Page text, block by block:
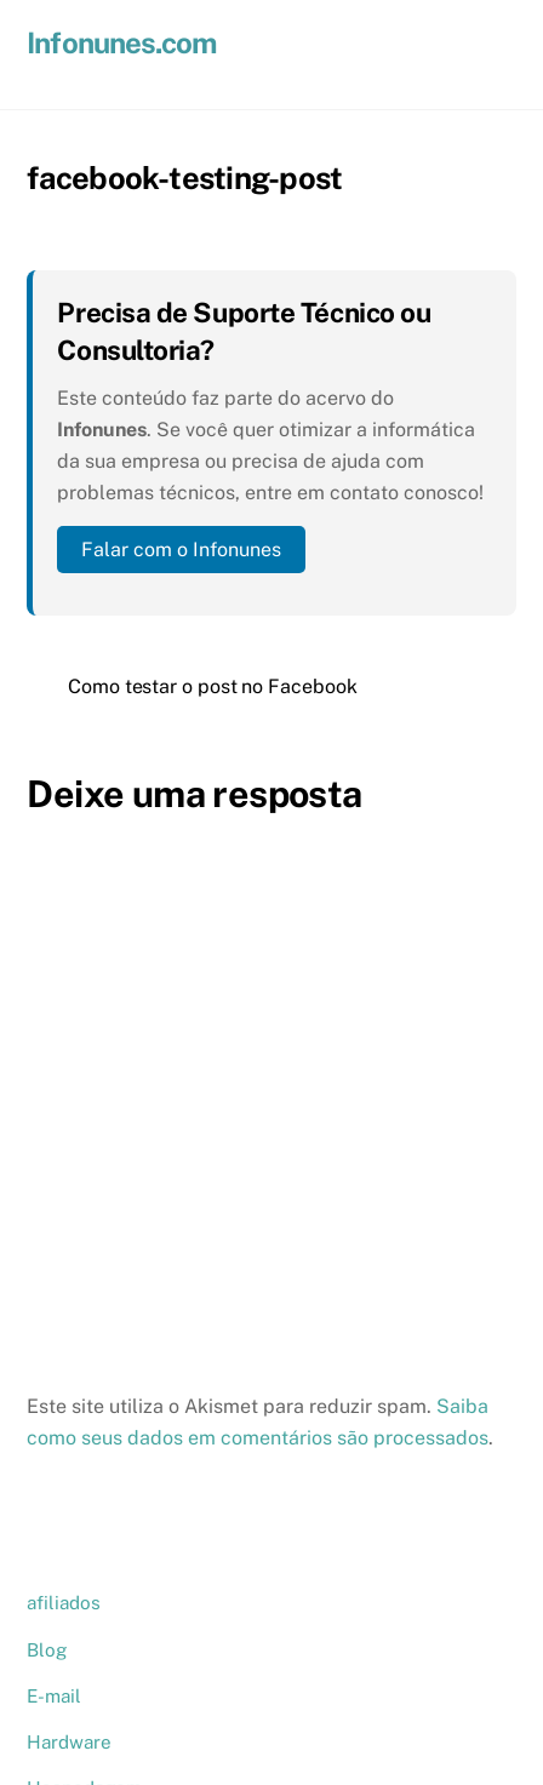
Infonunes.com
facebook-testing-post
Precisa de Suporte Técnico ou
Consultoria?
Este conteúdo faz parte do acervo do
Infonunes. Se você quer otimizar a informática
da sua empresa ou precisa de ajuda com
problemas técnicos, entre em contato conosco!
Falar com o Infonunes
Como testar o post no Facebook
Deixe uma resposta
Este site utiliza o Akismet para reduzir spam. Saiba
como seus dados em comentários são processados.
afiliados
Blog
E-mail
Hardware